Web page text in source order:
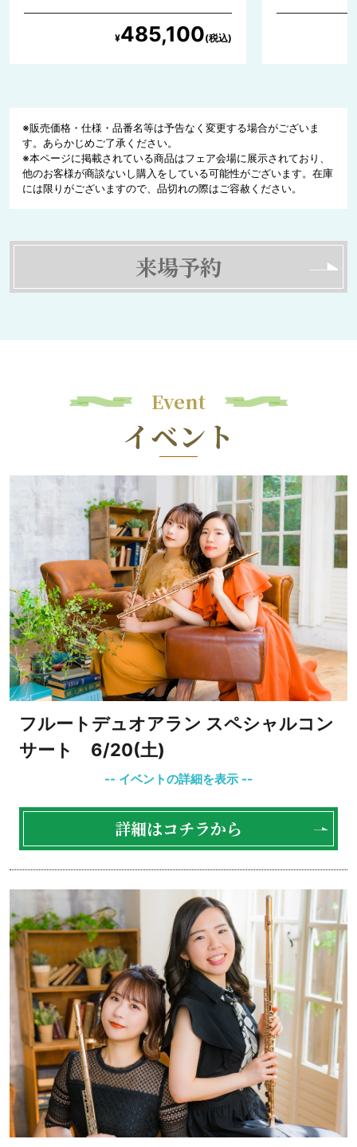
485,100
※販売価格・仕様・品番名等は予告なく変更する場合がございま
す。あらかじめご了承ください。
※本ページに掲載されている商品はフェア会場に展示されており、
他のお客様が商談ないし購入をしている可能性がございます。在庫
には限りがございますので、品切れの際はご容赦ください。
来場予約
Event
イベント
フルートデュオアラン スペシャルコン
サート 6/20(土)
詳細はコチラから